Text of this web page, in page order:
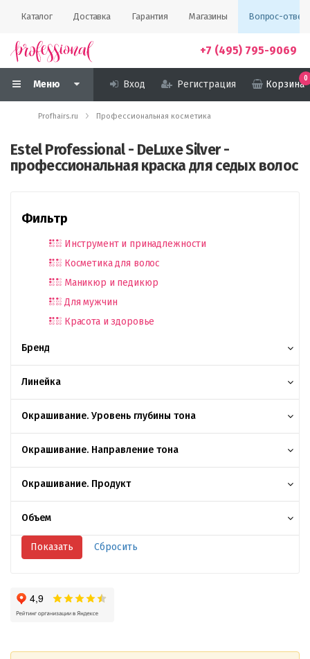
Каталог Доставка Гарантия Магазины Вопрос-ответ
+7 (495) 795-9069
Меню Вход Регистрация Корзина
0
Profhairs.ru Профессиональная косметика
Estel Professional - DeLuxe Silver -
профессиональная краска для седых волос
Фильтр
Инструмент и принадлежности
Косметика для волос
Маникюр и педикюр
Для мужчин
Красота и здоровье
Бренд
Линейка
Окрашивание. Уровень глубины тона
Окрашивание. Направление тона
Окрашивание. Продукт
Объем